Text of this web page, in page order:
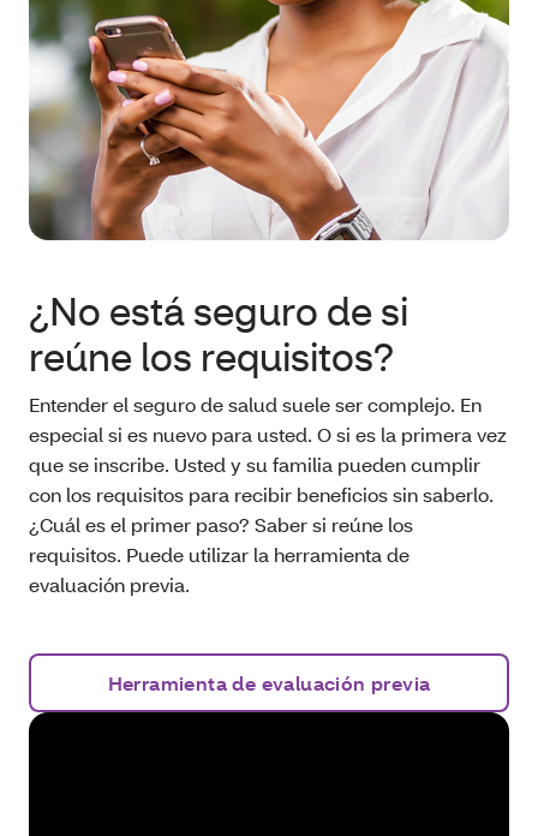
¿No está seguro de si
reúne los requisitos?
Entender el seguro de salud suele ser complejo. En
especial si es nuevo para usted. O si es la primera vez
que se inscribe. Usted y su familia pueden cumplir
con los requisitos para recibir beneficios sin saberlo.
¿Cuál es el primer paso? Saber si reúne los
requisitos. Puede utilizar la herramienta de
evaluación previa.
Herramienta de evaluación previa